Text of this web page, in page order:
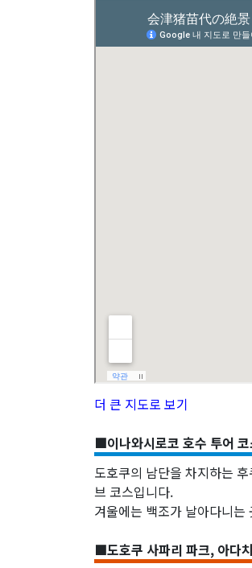
더 큰 지도로 보기
■이나와시로코 호수 투어
도호쿠의 남단을 차지하는
브 코스입니다.
겨울에는 백조가 날아다니
■도호쿠 사파리 파크, 아다